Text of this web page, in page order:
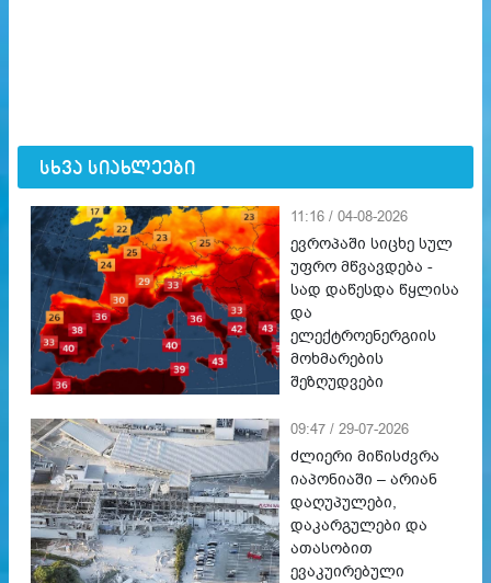
სხვა სიახლეები
11:16 / 04-08-2026
ევროპაში სიცხე სულ
უფრო მწვავდება -
სად დაწესდა წყლისა
და
ელექტროენერგიის
მოხმარების
შეზღუდვები
09:47 / 29-07-2026
ძლიერი მიწისძვრა
იაპონიაში – არიან
დაღუპულები,
დაკარგულები და
ათასობით
ევაკუირებული